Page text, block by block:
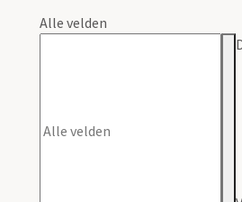
Alle velden